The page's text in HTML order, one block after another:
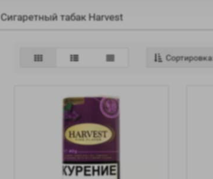
Сигаретный табак Harvest
Сортировка: